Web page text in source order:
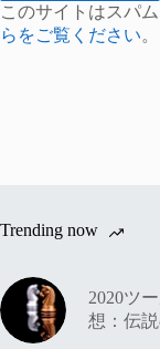
このサイトはスパ
らをご覧ください。
Trending now
2020ツ
想：伝